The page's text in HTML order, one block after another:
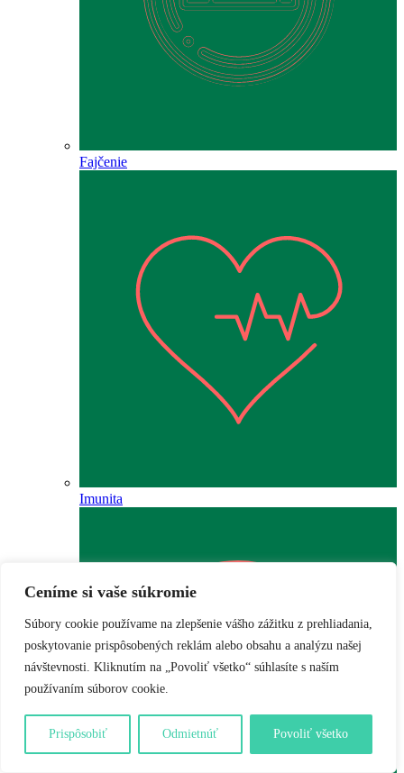
Ceníme si vaše súkromie
Súbory cookie používame na zlepšenie vášho zážitku z prehliadania,
poskytovanie prispôsobených reklám alebo obsahu a analýzu našej
návštevnosti. Kliknutím na „Povoliť všetko“ súhlasíte s naším
používaním súborov cookie.
Prispôsobiť Odmietnúť Povoliť všetko
Fajčenie
Imunita